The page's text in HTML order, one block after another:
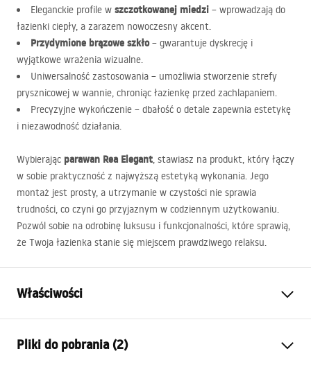
Eleganckie profile w szczotkowanej miedzi – wprowadzają do
łazienki ciepły, a zarazem nowoczesny akcent.
Przydymione brązowe szkło– gwarantuje dyskrecję i
wyjątkowe wrażenia wizualne.
Uniwersalność zastosowania – umożliwia stworzenie strefy
prysznicowej w wannie, chroniąc łazienkę przed zachlapaniem.
Precyzyjne wykończenie – dbałość o detale zapewnia estetykę
i niezawodność działania.
Wybierając parawan Rea Elegant, stawiasz na produkt, który łączy
w sobie praktyczność z najwyższą estetyką wykonania. Jego
montaż jest prosty, a utrzymanie w czystości nie sprawia
trudności, co czyni go przyjaznym w codziennym użytkowaniu.
Pozwól sobie na odrobinę luksusu i funkcjonalności, które sprawią,
że Twoja łazienka stanie się miejscem prawdziwego relaksu.
Właściwości
Materiał:
Pliki do pobrania (2)